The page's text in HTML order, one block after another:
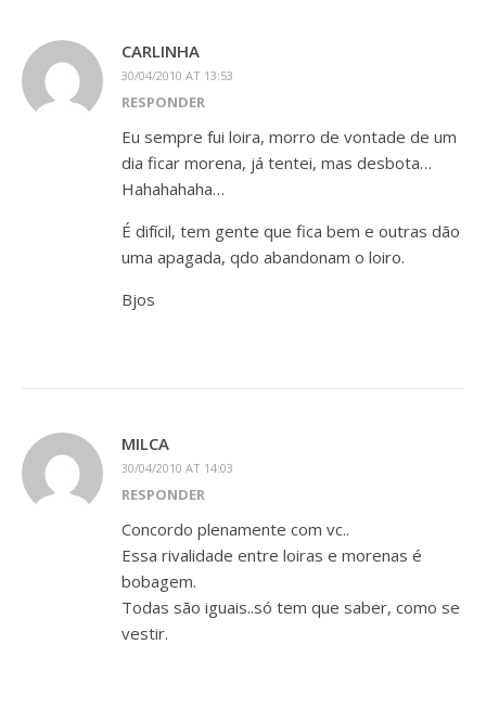
CARLINHA
30/04/2010 AT 13:53
RESPONDER
Eu sempre fui loira, morro de vontade de um
dia ficar morena, já tentei, mas desbota…
Hahahahaha…
É difícil, tem gente que fica bem e outras dão
uma apagada, qdo abandonam o loiro.
Bjos
MILCA
30/04/2010 AT 14:03
RESPONDER
Concordo plenamente com vc..
Essa rivalidade entre loiras e morenas é
bobagem.
Todas são iguais..só tem que saber, como se
vestir.